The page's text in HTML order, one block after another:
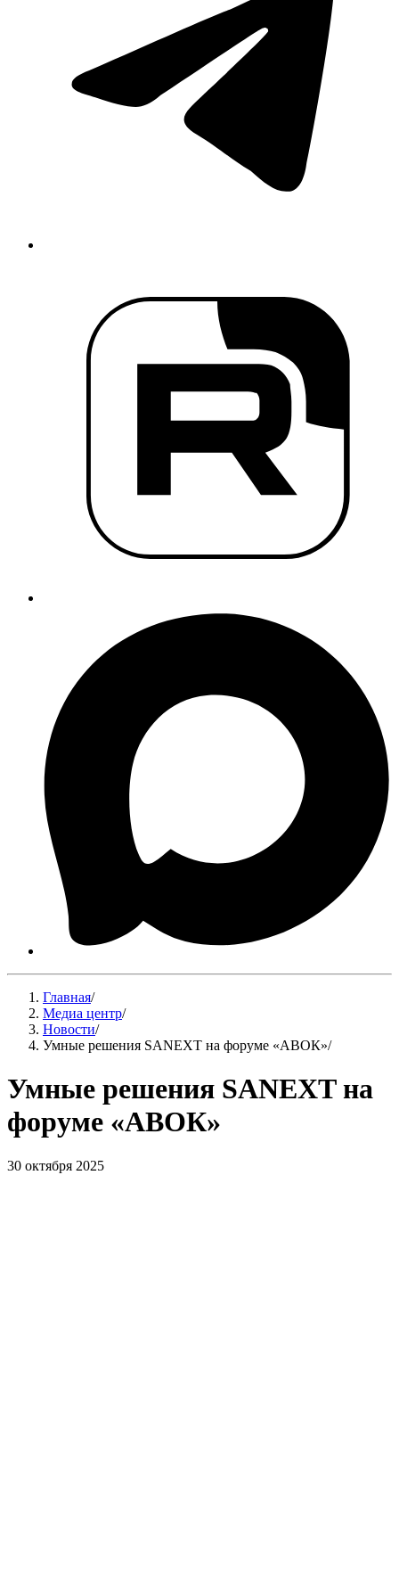
Главная/
Медиа центр/
Новости/
Умные решения SANEXT на форуме «АВОК»/
Умные решения SANEXT на
форуме «АВОК»
30 октября 2025